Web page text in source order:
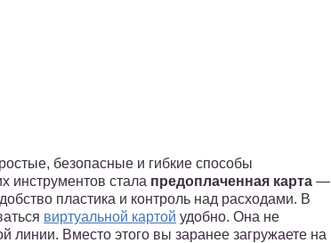
безопасные и гибкие способы
инструментов стала предоплаченная карта —
пластика и контроль над расходами. В
виртуальной картой удобно. Она не
линии. Вместо этого вы заранее загружаете на